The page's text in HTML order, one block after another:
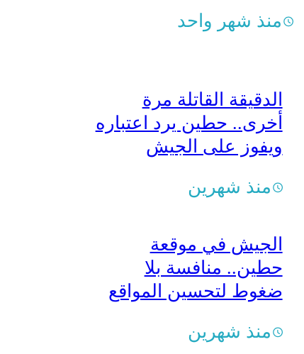
منذ شهر واحد
الدقيقة القاتلة مرة
أخرى.. حطين يرد اعتباره
ويفوز على الجيش
منذ شهرين
الجيش في موقعة
حطين.. منافسة بلا
ضغوط لتحسين المواقع
منذ شهرين